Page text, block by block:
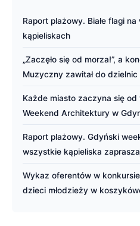
Raport plażowy. Białe flagi
kąpieliskach
„Zaczęło się od morza!”, a
Muzyczny zawitał do dzielnic
Każde miasto zaczyna się
Weekend Architektury w
Raport plażowy. Gdyński
wszystkie kąpieliska
Wykaz oferentów w
dzieci młodzieży w